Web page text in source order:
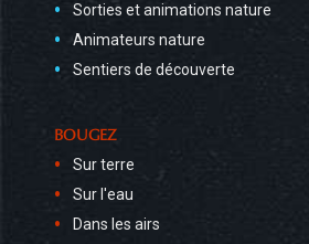
Sorties et animations nature
Animateurs nature
Sentiers de découverte
BOUGEZ
Sur terre
Sur l'eau
Dans les airs